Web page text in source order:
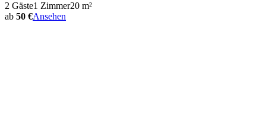
2 Gäste1 Zimmer20 m²
ab 50 €Ansehen